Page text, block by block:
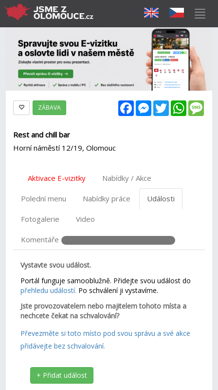
FacebookMessenger
Twitter
ZÁBAVA
Rest and chill bar
Horní náměstí 12/19, Olomouc
Aktivace E-vizitky Nabídky / Akce
Polední menu Nabídky práce Události
Fotogalerie Video
Komentáře
Vystavte svou událost.
Portál funguje samooblužně. Přidejte svou událost do
přehledu událostí. Po schválení ji vystavíme.
Jste provozovatelem nebo majitelem tohoto místa a
nechcete čekat na schvalování?
Převezměte si toto místo pod svou správu a své akce
přidávejte bez schvalování.
+ Přidat událost